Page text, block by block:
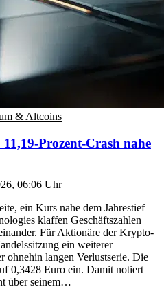
& Altcoins
Prozent-Crash nahe
06:06 Uhr
ein Kurs nahe dem Jahrestief
klaffen Geschäftszahlen
Für Aktionäre der Krypto-
ein weiterer
ohnehin langen Verlustserie. Die
0,3428 Euro ein. Damit notiert
über seinem…